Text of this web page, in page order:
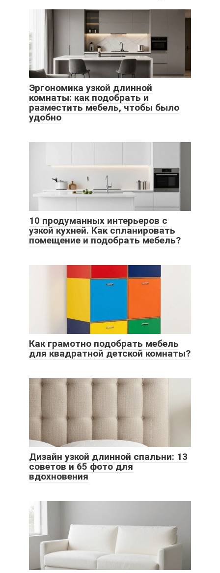
Эргономика узкой длинной
комнаты: как подобрать и
разместить мебель, чтобы было
удобно
10 продуманных интерьеров с
узкой кухней. Как спланировать
помещение и подобрать мебель?
Как грамотно подобрать мебель
для квадратной детской комнаты?
Дизайн узкой длинной спальни: 13
советов и 65 фото для
вдохновения